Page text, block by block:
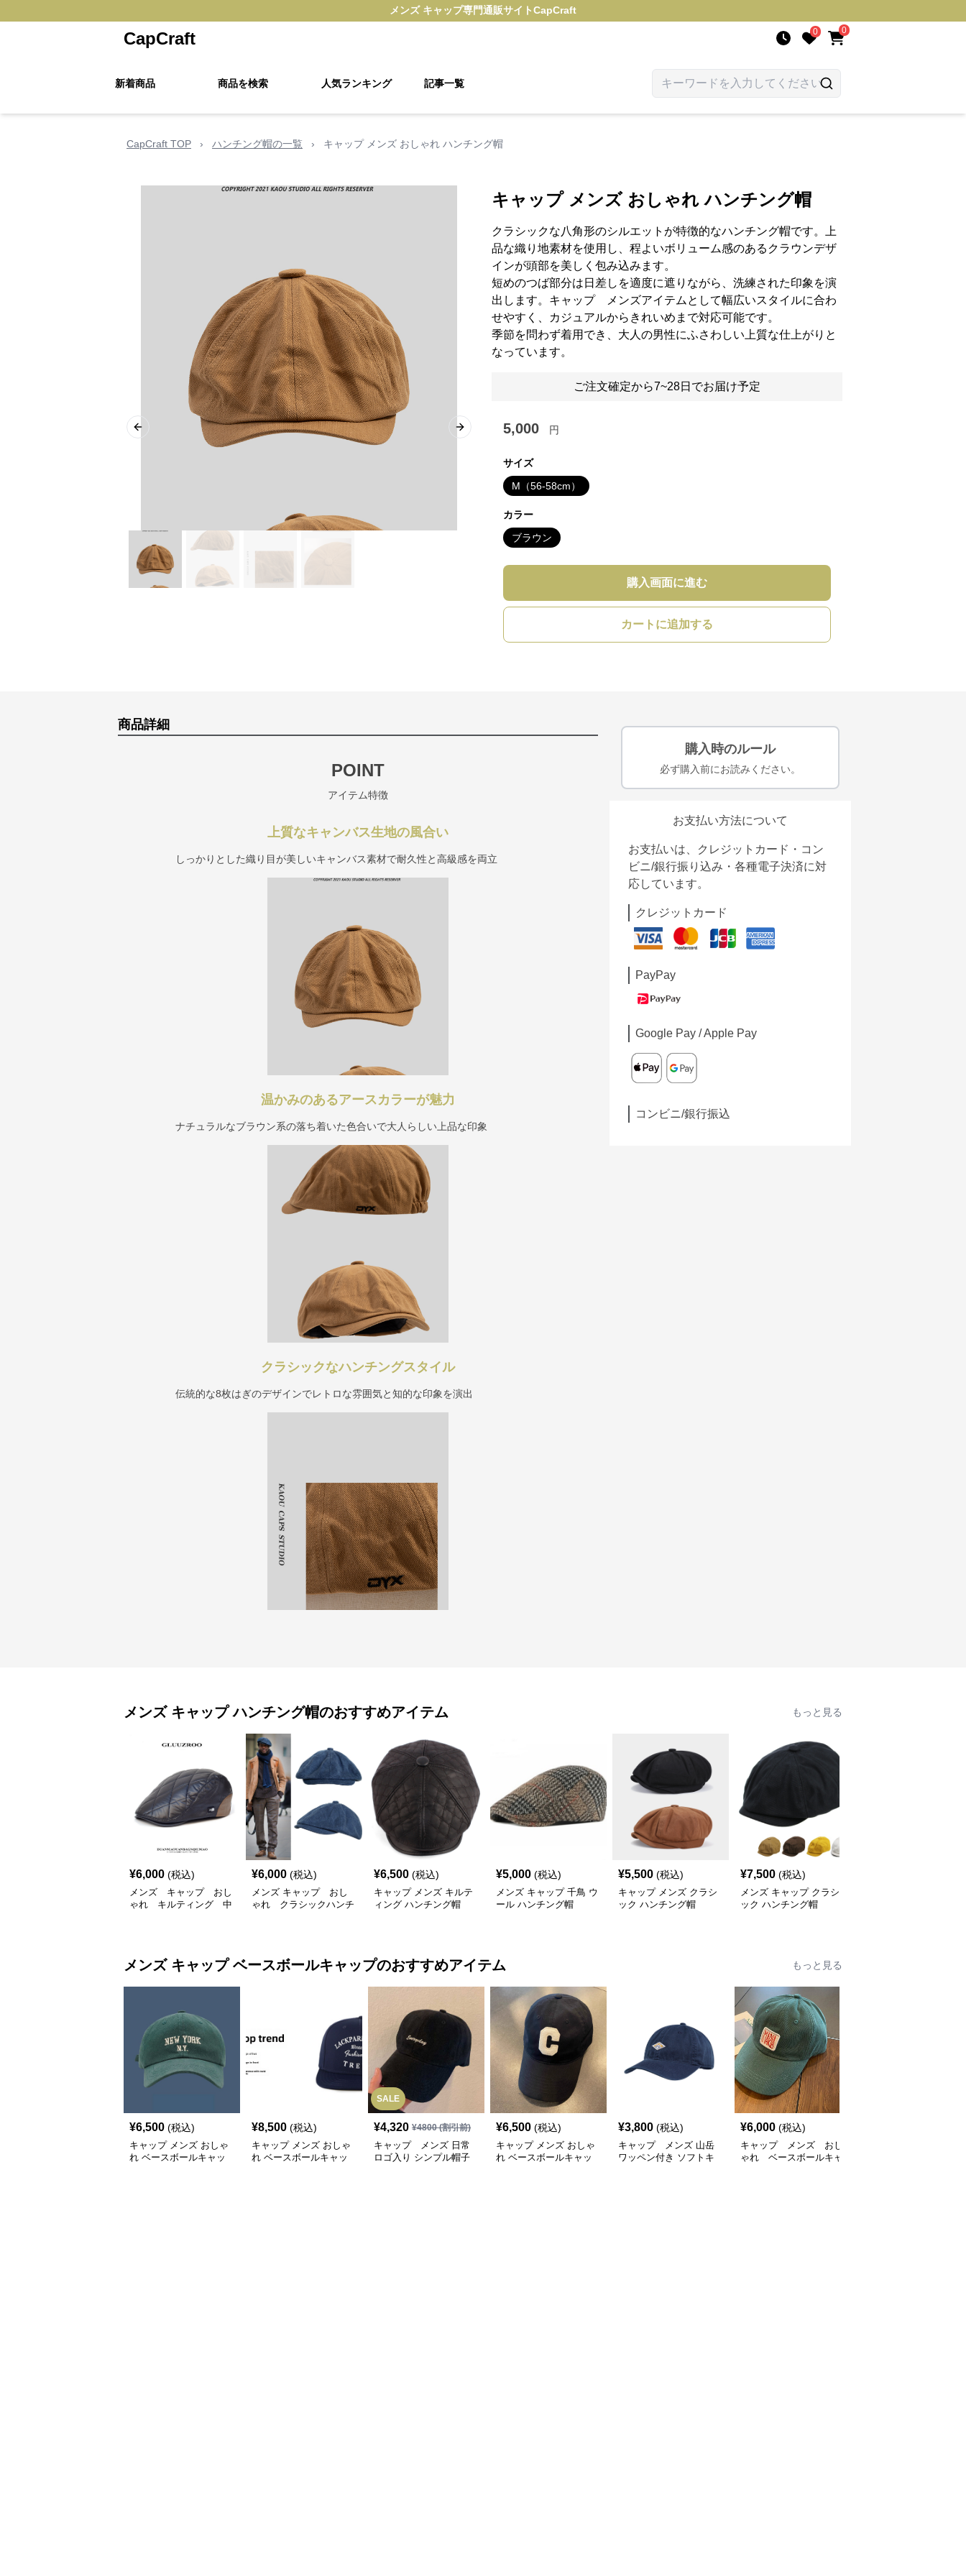
メンズ キャップ専門通販サイトCapCraft
CapCraft 0 0
新着商品 商品を検索 人気ランキング 記事一覧
CapCraft TOP › ハンチング帽の一覧 › キャップ メンズ おしゃれ ハンチング帽
Previous slide Next slide
キャップ メンズ おしゃれ ハンチング帽
クラシックな八角形のシルエットが特徴的なハンチング帽です。上
品な織り地素材を使用し、程よいボリューム感のあるクラウンデザ
インが頭部を美しく包み込みます。
短めのつば部分は日差しを適度に遮りながら、洗練された印象を演
出します。キャップ メンズアイテムとして幅広いスタイルに合わ
せやすく、カジュアルからきれいめまで対応可能です。
季節を問わず着用でき、大人の男性にふさわしい上質な仕上がりと
なっています。
ご注文確定から7~28日でお届け予定
5,000 円
サイズ
M（56-58cm）
カラー
ブラウン
購入画面に進む
カートに追加する
商品詳細
POINT
アイテム特徴
上質なキャンバス生地の風合い
しっかりとした織り目が美しいキャンバス素材で耐久性と高級感を両立
温かみのあるアースカラーが魅力
ナチュラルなブラウン系の落ち着いた色合いで大人らしい上品な印象
クラシックなハンチングスタイル
伝統的な8枚はぎのデザインでレトロな雰囲気と知的な印象を演出
購入時のルール
必ず購入前にお読みください。
お支払い方法について
お支払いは、クレジットカード・コン
ビニ/銀行振り込み・各種電子決済に対
応しています。
クレジットカード
PayPay
Google Pay / Apple Pay
コンビニ/銀行振込
メンズ キャップ ハンチング帽のおすすめアイテム もっと見る
¥6,000 (税込)
メンズ キャップ おし
ゃれ キルティング 中
¥6,000 (税込)
メンズ キャップ おし
ゃれ クラシックハンチ
¥6,500 (税込)
キャップ メンズ キルテ
ィング ハンチング帽
¥5,000 (税込)
メンズ キャップ 千鳥 ウ
ール ハンチング帽
¥5,500 (税込)
キャップ メンズ クラシ
ック ハンチング帽
¥7,500 (税込)
メンズ キャップ クラシ
ック ハンチング帽
メンズ キャップ ベースボールキャップのおすすめアイテム もっと見る
¥6,500 (税込)
キャップ メンズ おしゃ
れ ベースボールキャッ
¥8,500 (税込)
キャップ メンズ おしゃ
れ ベースボールキャッ
SALE
¥4,320 ¥4800(割引前)
キャップ メンズ 日常
ロゴ入り シンプル帽子
¥6,500 (税込)
キャップ メンズ おしゃ
れ ベースボールキャッ
¥3,800 (税込)
キャップ メンズ 山岳
ワッペン付き ソフトキ
¥6,000 (税込)
キャップ メンズ おし
ゃれ ベースボールキャ